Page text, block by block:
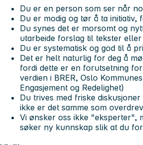
Du er en person som ser når
Du er modig og tør å ta
Du synes det er morsomt og
utarbeide forslag til tekster
Du er systematisk og god til å
Det er helt naturlig for deg å
fordi dette er en forutsetning
verdien i BRER, Oslo
Engasjement og Redelighet)
Du trives med friske
ikke er det samme som
Vi ønsker oss ikke "eksperter",
søker ny kunnskap slik at du